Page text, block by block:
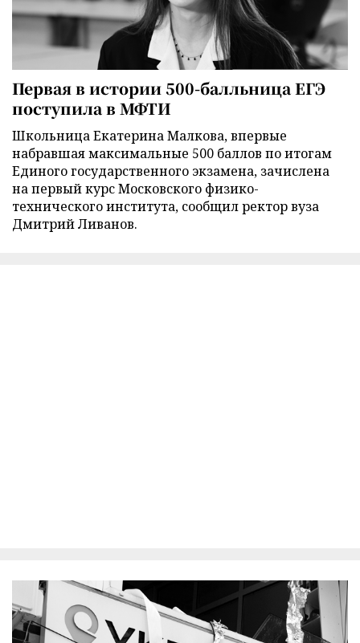
Первая в истории 500-балльница ЕГЭ
поступила в МФТИ
Школьница Екатерина Малкова, впервые
набравшая максимальные 500 баллов по итогам
Единого государственного экзамена, зачислена
на первый курс Московского физико-
технического института, сообщил ректор вуза
Дмитрий Ливанов.